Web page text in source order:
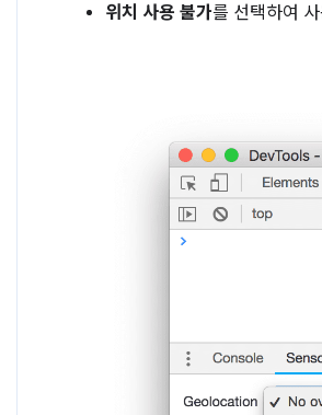
위치 사용 불가를 선택하여